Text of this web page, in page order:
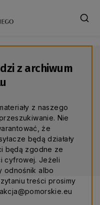
z archiwum
z naszego
Nie
że
będą działały
będą zgodne ze
cyfrowej. Jeżeli
odnośnik albo
treści prosimy